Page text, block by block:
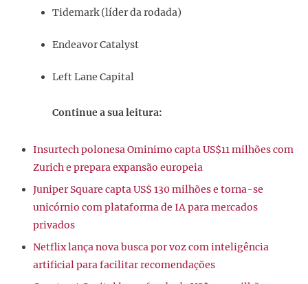
Tidemark (líder da rodada)
Endeavor Catalyst
Left Lane Capital
Continue a sua leitura:
Insurtech polonesa Ominimo capta US$11 milhões com
Zurich e prepara expansão europeia
Juniper Square capta US$ 130 milhões e torna-se
unicórnio com plataforma de IA para mercados
privados
Netflix lança nova busca por voz com inteligência
artificial para facilitar recomendações